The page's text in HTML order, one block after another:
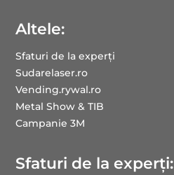
Altele:
Sfaturi de la experți
Sudarelaser.ro
Vending.rywal.ro
Metal Show & TIB
Campanie 3M
Sfaturi de la experți: